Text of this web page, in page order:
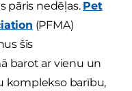
pāris nedēļas. Pet
(PFMA)
šīs
barot ar vienu un
komplekso barību,